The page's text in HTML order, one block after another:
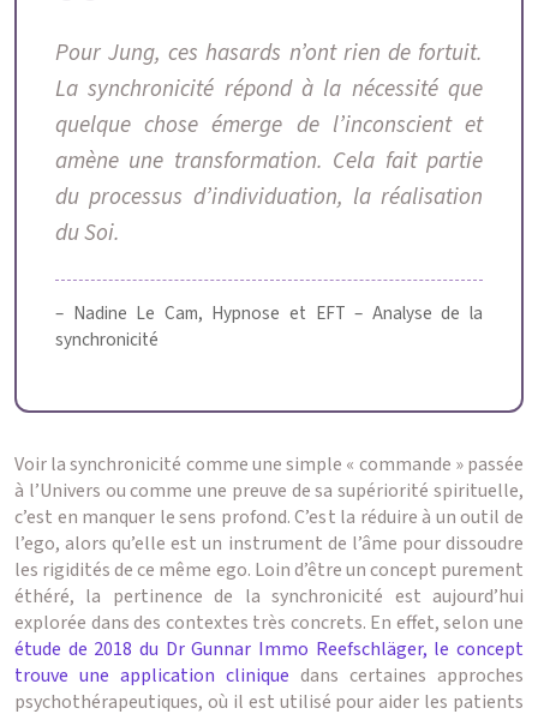
Pour Jung, ces hasards n’ont rien de fortuit.
La synchronicité répond à la nécessité que
quelque chose émerge de l’inconscient et
amène une transformation. Cela fait partie
du processus d’individuation, la réalisation
du Soi.
– Nadine Le Cam, Hypnose et EFT – Analyse de la
synchronicité
Voir la synchronicité comme une simple « commande » passée
à l’Univers ou comme une preuve de sa supériorité spirituelle,
c’est en manquer le sens profond. C’est la réduire à un outil de
l’ego, alors qu’elle est un instrument de l’âme pour dissoudre
les rigidités de ce même ego. Loin d’être un concept purement
éthéré, la pertinence de la synchronicité est aujourd’hui
explorée dans des contextes très concrets. En effet, selon une
étude de 2018 du Dr Gunnar Immo Reefschläger, le concept
trouve une application clinique dans certaines approches
psychothérapeutiques, où il est utilisé pour aider les patients